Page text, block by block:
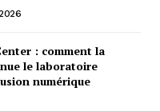
: comment la
le laboratoire
numérique